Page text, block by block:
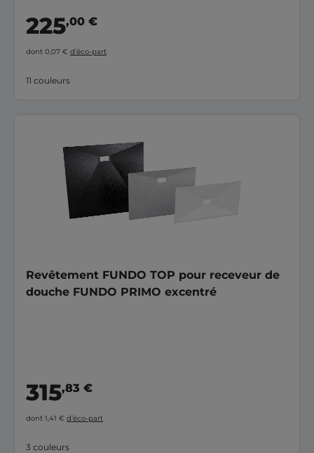
225,00 €
dont 0,07 € d’éco-part
11 couleurs
Revêtement FUNDO TOP pour receveur de
douche FUNDO PRIMO excentré
315,83 €
dont 1,41 € d’éco-part
3 couleurs